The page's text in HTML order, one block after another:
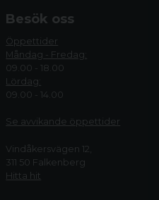
Besök oss
Öppettider
Måndag - Fredag:
09.00 - 18.00
Lördag:
09.00 - 14.00
Se avvikande öppettider
Vindåkersvägen 12,
311 50 Falkenberg
Hitta hit